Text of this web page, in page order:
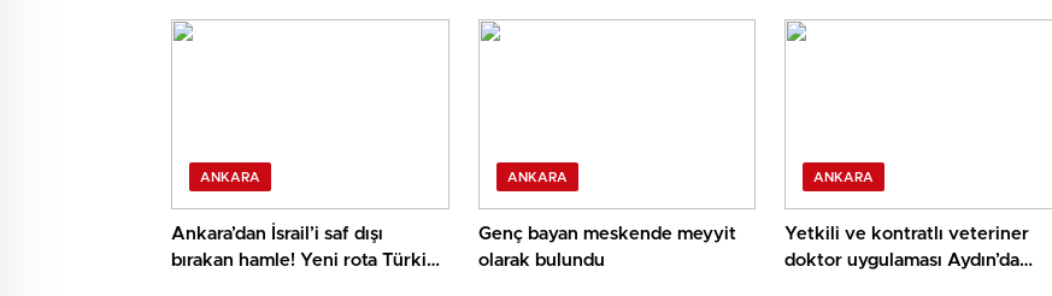
ANKARA
Ankara’dan İsrail’i saf dışı
bırakan hamle! Yeni rota Türkiye
ANKARA
Genç bayan meskende meyyit
olarak bulundu
ANKARA
Yetkili ve kontratlı veteriner
doktor uygulaması Aydın’da